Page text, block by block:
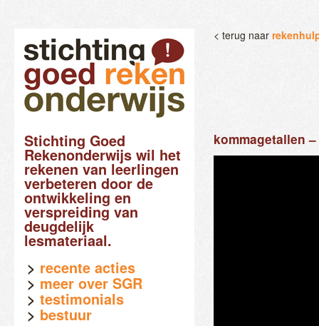
< terug naar
kommagetallen
Stichting Goed
Rekenonderwijs wil het
rekenen van leerlingen
verbeteren door de
ontwikkeling en
verspreiding van
deugdelijk
lesmateriaal.
recente acties
meer over SGR
testimonials
bestuur